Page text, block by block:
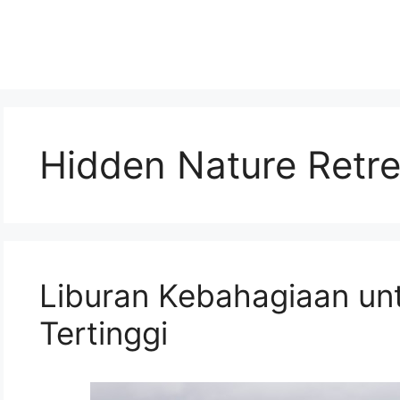
Hidden Nature
Liburan Kebahagiaan
Tertinggi